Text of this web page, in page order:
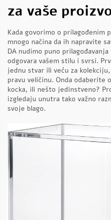
za vaše
Kada govorimo o prilagođenim
mnogo načina da ih napravite
DA nudimo puno
odgovara vašem stilu i svrsi.
jednu stvar ili veću za
pravu veličinu. Onda odaberite
kocka, ili nešto jedinstveno?
izgledaju unutra tako važno
svoje blago.